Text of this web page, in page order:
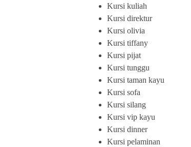
Kursi kuliah
Kursi direktur
Kursi olivia
Kursi tiffany
Kursi pijat
Kursi tunggu
Kursi taman kayu
Kursi sofa
Kursi silang
Kursi vip kayu
Kursi dinner
Kursi pelaminan